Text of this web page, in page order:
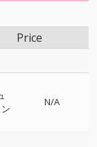
Price
N/A